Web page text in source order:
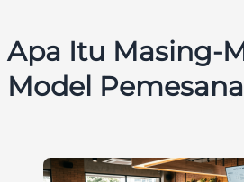
Apa Itu Masing-
Model